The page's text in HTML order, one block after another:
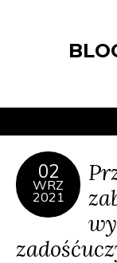
02
WRZ
2021